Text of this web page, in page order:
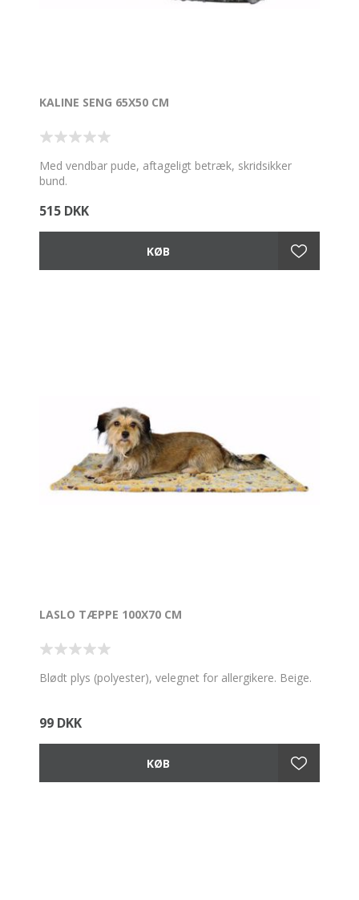
KALINE SENG 65X50 CM
Med vendbar pude, aftageligt betræk, skridsikker
bund.
515 DKK
LASLO TÆPPE 100X70 CM
Blødt plys (polyester), velegnet for allergikere. Beige.
99 DKK